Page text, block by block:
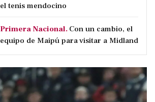
el tenis mendocino
Primera Nacional. Con un cambio, el
equipo de Maipú para visitar a Midland